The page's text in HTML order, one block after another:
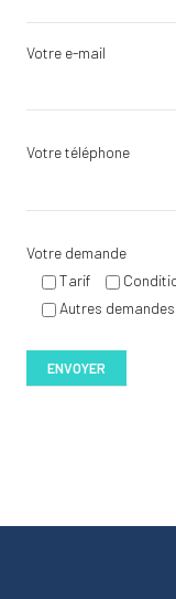
Votre e-mail
Votre téléphone
Votre demande
Tarif
Autres demandes